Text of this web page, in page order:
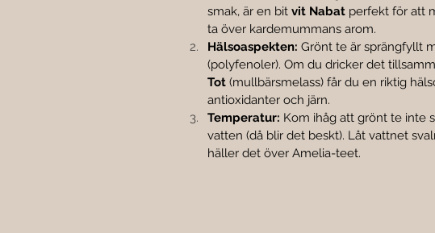
smak, är en bit vit Nabat perfekt för att
ta över kardemummans arom.
Hälsoaspekten: Grönt te är sprängfyllt
(polyfenoler). Om du dricker det
Tot (mullbärsmelass) får du en riktig
antioxidanter och järn.
Temperatur: Kom ihåg att grönt te inte
vatten (då blir det beskt). Låt vattnet
häller det över Amelia-teet.